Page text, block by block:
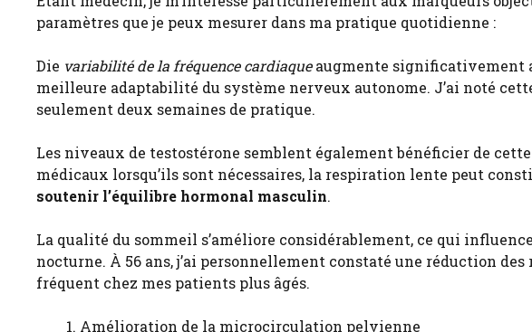
paramètres que je peux mesurer dans ma pratique quotidienne :
Die variabilité de la fréquence cardiaqueaugmente significativement
meilleure adaptabilité du système nerveux autonome. J’ai noté
seulement deux semaines de pratique.
Les niveaux de testostérone semblent également bénéficier de
médicaux lorsqu’ils sont nécessaires, la respiration lente peut
soutenir l’équilibre hormonal masculin.
La qualité du sommeil s’améliore considérablement, ce qui
nocturne. À 56 ans, j’ai personnellement constaté une réduction
fréquent chez mes patients plus âgés.
Amélioration de la microcirculation pelvienne